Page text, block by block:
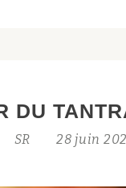
DU
SR 28 juin